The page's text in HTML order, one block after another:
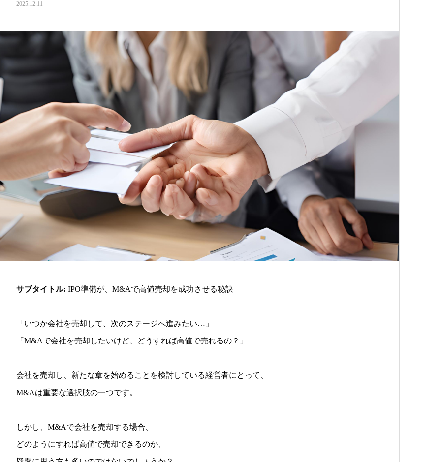
2025.12.11
サブタイトル: IPO準備が、M&Aで高値売却を成功させる秘訣
「いつか会社を売却して、次のステージへ進みたい…」
「M&Aで会社を売却したいけど、どうすれば高値で売れるの？」
会社を売却し、新たな章を始めることを検討している経営者にとって、
M&Aは重要な選択肢の一つです。
しかし、M&Aで会社を売却する場合、
どのようにすれば高値で売却できるのか、